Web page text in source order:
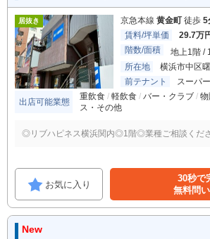
居抜き 京急本線 黄金町 徒歩 5
賃料/坪単価
29.7万
階数/面積
地上1階 /
所在地
横浜市中区
前テナント
スーパー
出店可能業態
重飲食 軽飲食 バー・クラブ
ス・その他
◎リブハピネス横浜関内◎1階◎業種ご相談くだ
お気に入り
30秒で
無料問
New